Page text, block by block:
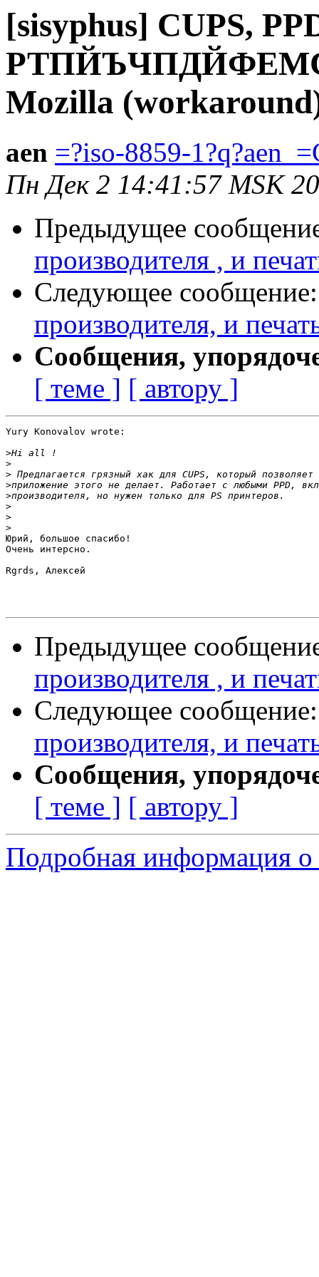
[sisyphus] CUPS,
Mozilla
aen =?iso-8859-
Пн Дек 2 14:41:57 MSK
Предыдущее
производителя , и
Следующее
производителя, и
Сообщения,
[ теме ] [ автору ]
Yury Konovalov wrote:
>
>
>
>
>
>
>
>
Юрий, большое спасибо!
Очень интерсно.
Rgrds, Алексей
Предыдущее
производителя , и
Следующее
производителя, и
Сообщения,
[ теме ] [ автору ]
Подробная информация о